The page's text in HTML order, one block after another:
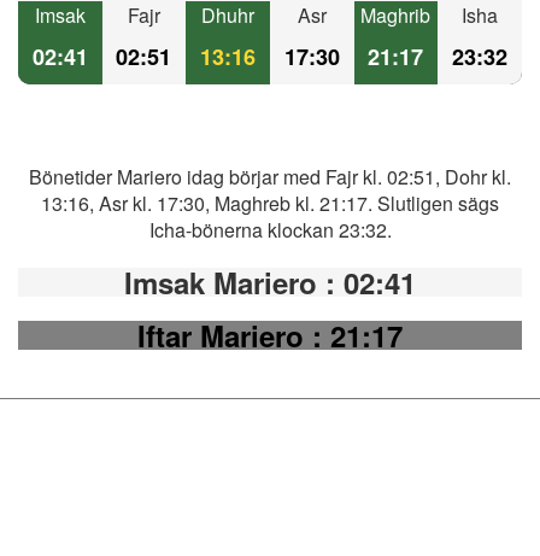
Imsak
02:41
Fajr
02:51
Dhuhr
13:16
Asr
17:30
Maghrib
21:17
Isha
23:32
Bönetider Mariero idag börjar med Fajr kl. 02:51, Dohr kl.
13:16, Asr kl. 17:30, Maghreb kl. 21:17. Slutligen sägs
Icha-bönerna klockan 23:32.
Imsak Mariero : 02:41
Iftar Mariero: 21:17